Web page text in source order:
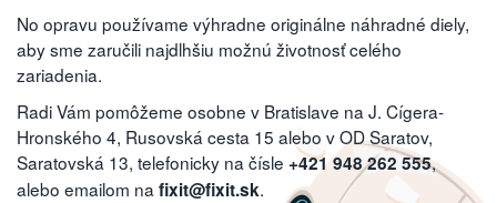
No opravu používame výhradne originálne náhradné diely,
aby sme zaručili najdlhšiu možnú životnosť celého
zariadenia.
Radi Vám pomôžeme osobne v Bratislave na J. Cígera-
Hronského 4, Rusovská cesta 15 alebo v OD Saratov,
Saratovská 13, telefonicky na čísle +421 948 262 555,
alebo emailom na fixit@fixit.sk.